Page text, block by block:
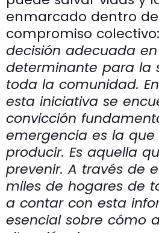
enmarcado dentro
compromiso
decisión adecuada
determinante para la
toda la comunidad.
esta iniciativa se
convicción
emergencia es la
producir. Es aquella
prevenir. A través de
miles de hogares de
a contar con esta
esencial sobre cómo